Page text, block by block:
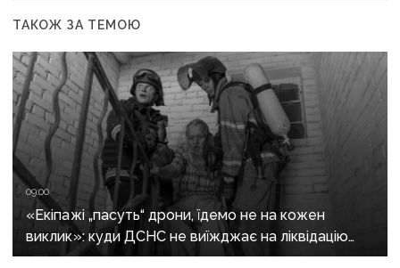
ТАКОЖ ЗА ТЕМОЮ
09:00
«Екіпажі „пасуть“ дрони, їдемо не на кожен
виклик»: куди ДСНС не виїжджає на ліквідацію
надзвичайних ситуацій у Краматорську